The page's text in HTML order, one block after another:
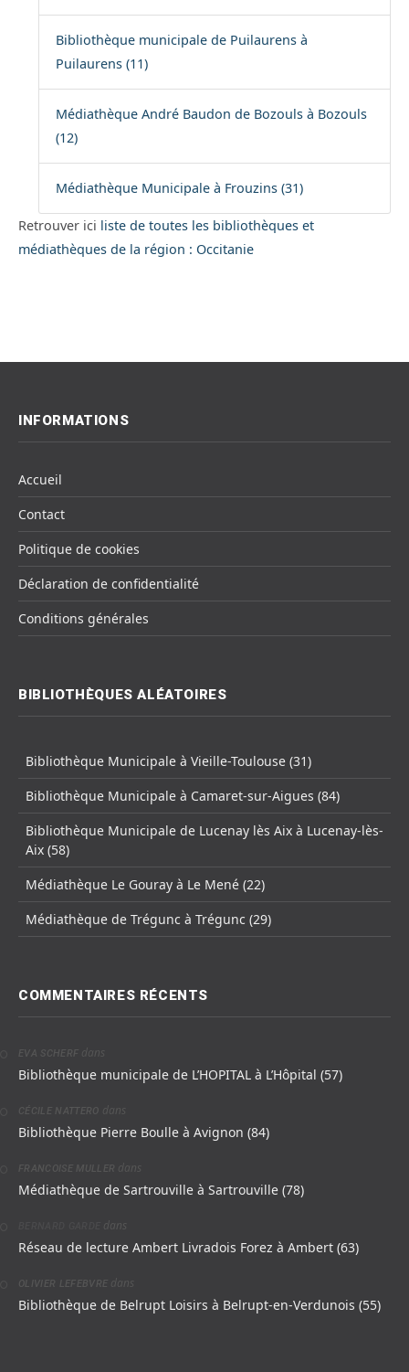
Bibliothèque municipale de Puilaurens à
Puilaurens (11)
Médiathèque André Baudon de Bozouls à Bozouls
(12)
Médiathèque Municipale à Frouzins (31)
Retrouver ici liste de toutes les bibliothèques et
médiathèques de la région : Occitanie
INFORMATIONS
Accueil
Contact
Politique de cookies
Déclaration de confidentialité
Conditions générales
BIBLIOTHÈQUES ALÉATOIRES
Bibliothèque Municipale à Vieille-Toulouse (31)
Bibliothèque Municipale à Camaret-sur-Aigues (84)
Bibliothèque Municipale de Lucenay lès Aix à Lucenay-lès-
Aix (58)
Médiathèque Le Gouray à Le Mené (22)
Médiathèque de Trégunc à Trégunc (29)
COMMENTAIRES RÉCENTS
EVA SCHERF dans
Bibliothèque municipale de L’HOPITAL à L’Hôpital (57)
CÉCILE NATTERO dans
Bibliothèque Pierre Boulle à Avignon (84)
FRANCOISE MULLER dans
Médiathèque de Sartrouville à Sartrouville (78)
dans
Réseau de lecture Ambert Livradois Forez à Ambert (63)
OLIVIER LEFEBVRE dans
Bibliothèque de Belrupt Loisirs à Belrupt-en-Verdunois (55)